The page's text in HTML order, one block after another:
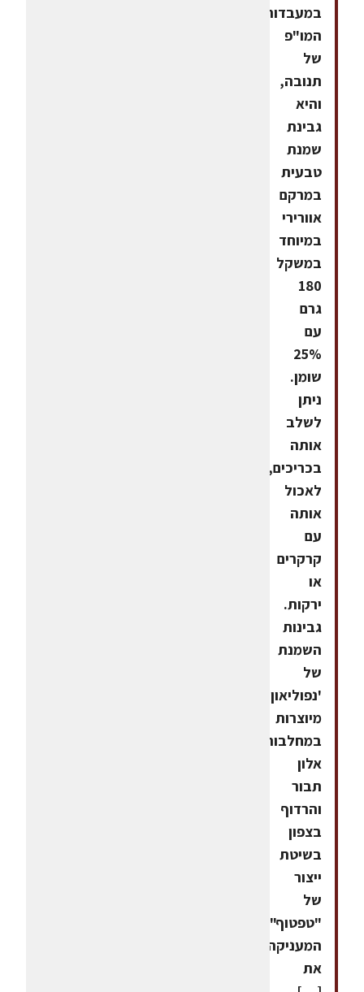
במעבדות
המו"פ
של
תנובה,
והיא
גבינת
שמנת
טבעית
במרקם
אוורירי
במיוחד
במשקל
180
גרם
עם
25%
שומן.
ניתן
לשלב
אותה
בכריכים,
לאכול
אותה
עם
קרקרים
או
ירקות.
גבינות
השמנת
של
'נפוליאון'
מיוצרות
במחלבות
אלון
תבור
והרדוף
בצפון
בשיטת
ייצור
של
"טפטוף",
המעניקה
את